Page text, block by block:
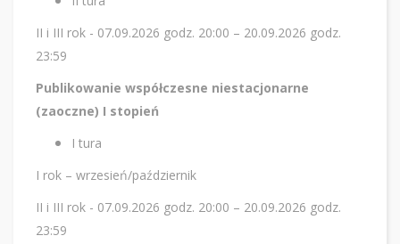
II i III rok - 07.09.2026 godz. 20:00 – 20.09.2026 godz.
23:59
Publikowanie współczesne niestacjonarne
(zaoczne) I stopień
I tura
I rok – wrzesień/październik
II i III rok - 07.09.2026 godz. 20:00 – 20.09.2026 godz.
23:59